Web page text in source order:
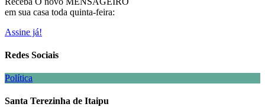
em sua casa toda quinta-feira:
Assine já!
Redes Sociais
Política
Santa Terezinha de Itaipu